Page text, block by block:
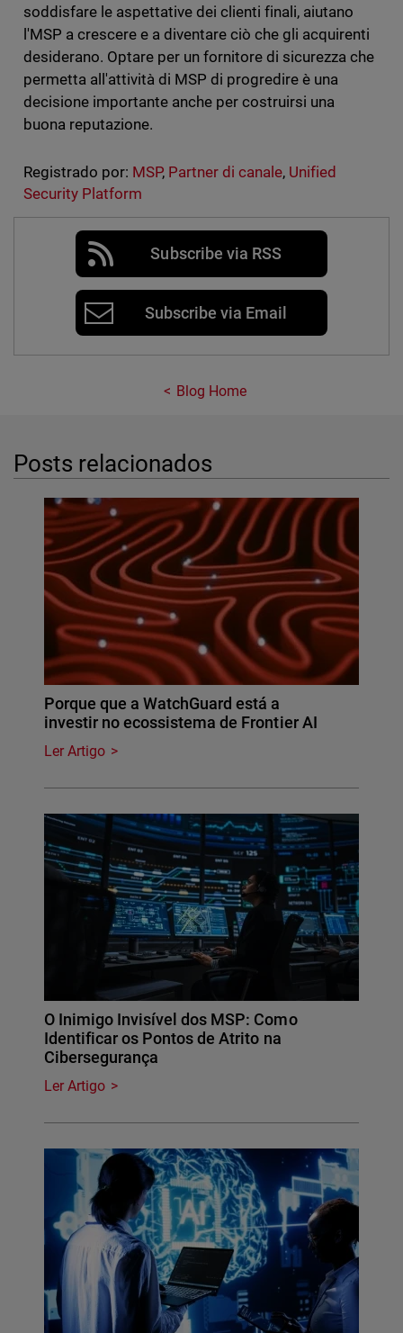
soddisfare le aspettative dei clienti finali, aiutano
l'MSP a crescere e a diventare ciò che gli acquirenti
desiderano. Optare per un fornitore di sicurezza che
permetta all'attività di MSP di progredire è una
decisione importante anche per costruirsi una
buona reputazione.
Registrado por: MSP, Partner di canale, Unified
Security Platform
Subscribe via RSS
Subscribe via Email
Blog Home
Posts relacionados
Porque que a WatchGuard está a
investir no ecossistema de Frontier AI
Ler Artigo
O Inimigo Invisível dos MSP: Como
Identificar os Pontos de Atrito na
Cibersegurança
Ler Artigo